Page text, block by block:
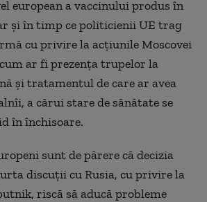
european a vaccinului produs în
și în timp ce politicienii UE trag
cu privire la acțiunile Moscovei
ar fi prezența trupelor la
și tratamentul de care ar avea
a cărui stare de sănătate se
în închisoare.
sunt de părere că decizia
discuții cu Rusia, cu privire la
riscă să aducă probleme